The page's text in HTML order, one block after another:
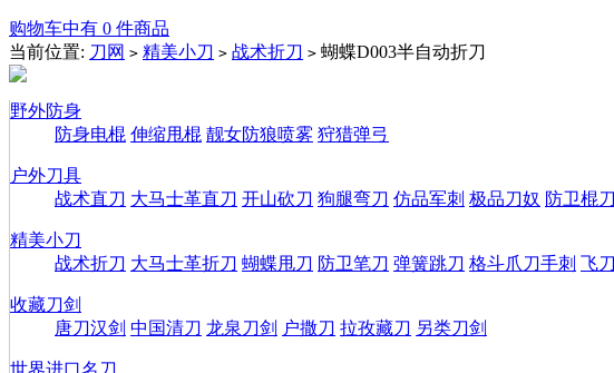
购物车中有 0 件商品
当前位置: 刀网 > 精美小刀 > 战术折刀 > 蝴蝶D003半自动折刀
野外防身
防身电棍 伸缩甩棍 靓女防狼喷雾 狩猎弹弓
户外刀具
战术直刀 大马士革直刀 开山砍刀 狗腿弯刀 仿品军刺 极品刀奴 防卫棍刀
精美小刀
战术折刀 大马士革折刀 蝴蝶甩刀 防卫笔刀 弹簧跳刀 格斗爪刀手刺 飞
收藏刀剑
唐刀汉剑 中国清刀 龙泉刀剑 户撒刀 拉孜藏刀 另类刀剑
世界进口名刀